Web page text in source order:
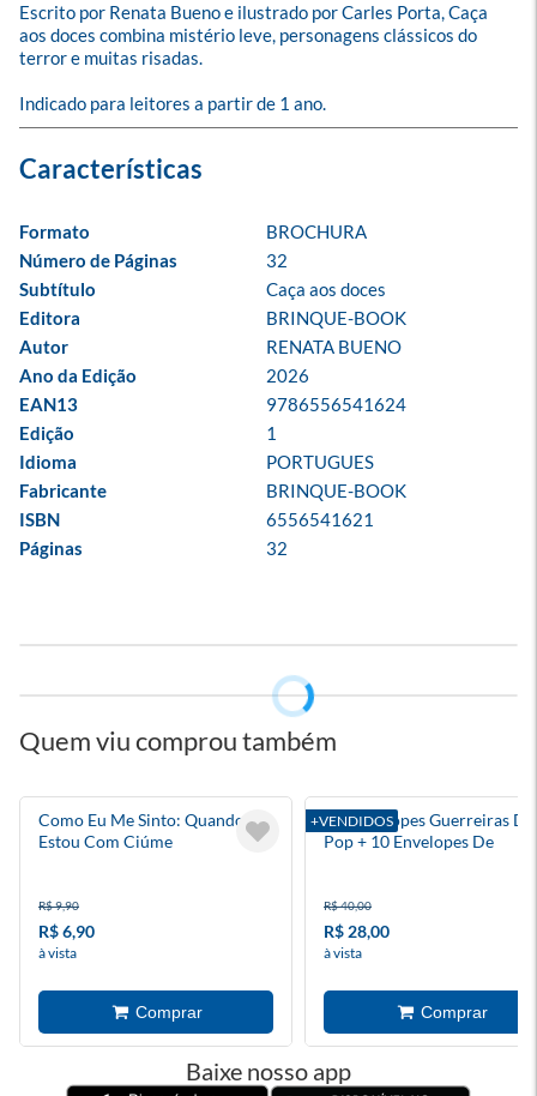
Escrito por Renata Bueno e ilustrado por Carles Porta, Caça
aos doces combina mistério leve, personagens clássicos do
terror e muitas risadas.
Indicado para leitores a partir de 1 ano.
Formato
BROCHURA
Número de Páginas
32
Subtítulo
Caça aos doces
Editora
BRINQUE-BOOK
Autor
RENATA BUENO
Ano da Edição
2026
EAN13
9786556541624
Edição
1
Idioma
PORTUGUES
Fabricante
BRINQUE-BOOK
ISBN
6556541621
Páginas
32
Quem viu comprou também
Como Eu Me Sinto: Quando
Estou Com Ciúme
R$ 9,90
R$ 6,90
à vista
+VENDIDOS
Kit Envelopes Guerreiras
Pop + 10 Envelopes De
R$ 40,00
R$ 28,00
à vista
Baixe nosso app